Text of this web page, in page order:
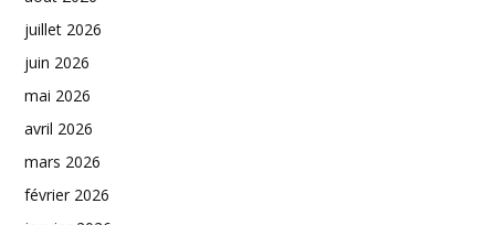
juillet 2026
juin 2026
mai 2026
avril 2026
mars 2026
février 2026